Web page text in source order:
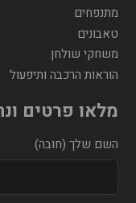
מתנפחים
טאבונים
משחקי שולחן
הוראות הרכבה ותיפעול
מלאו פרטים
השם שלך (חובה)